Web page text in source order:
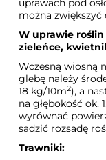
uprawach pod
można zwiększyć
W uprawie
zieleńce,
Wczesną wiosną
glebę należy
18 kg/10m2), a
na głębokość ok.
wyrównać
sadzić rozsadę
Trawniki: